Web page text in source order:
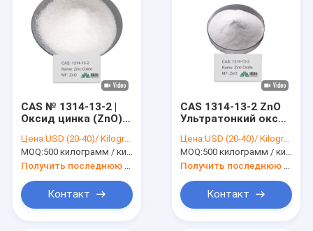
CAS № 1314-13-2 |
Оксид цинка (ZnO) |
промежуточный
продукт для
промышленного
использования
Цена:USD (20-40)/ Kilogram
MOQ:500 килограмм / килограмм
Контакт
CAS 1314-13-2 ZnO
Ультратонкий оксид
99,0% для средств
по уходу за кожей
Цена:USD (20-40)/ Kilogram
MOQ:500 килограмм / килограмм
Контакт